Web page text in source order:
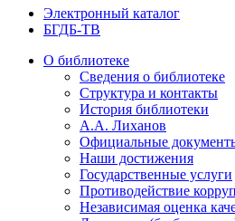
Электронный каталог
БГДБ-ТВ
О библиотеке
Сведения о библиотеке
Структура и контакты
История библиотеки
А.А. Лиханов
Официальные
Наши достижения
Государственные услуги
Противодействие
Независимая оценка